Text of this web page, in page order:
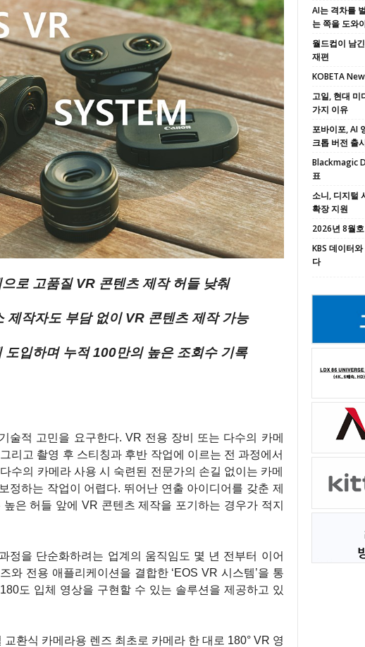
로 고품질 VR 콘텐츠 제작 허들 낮춰
제작자도 부담 없이 VR 콘텐츠 제작 가능
도입하며 누적 100만의 높은 조회수 기록
술적 고민을 요구한다. VR 전용 장비 또는 다수의 카메
리고 촬영 후 스티칭과 후반 작업에 이르는 전 과정에서
수의 카메라 사용 시 숙련된 전문가의 손길 없이는 카메
정하는 작업이 어렵다. 뛰어난 연출 아이디어를 갖춘 제
은 허들 앞에 VR 콘텐츠 제작을 포기하는 경우가 적지
정을 단순화하려는 업계의 움직임도 몇 년 전부터 이어
와 전용 애플리케이션을 결합한 ‘EOS VR 시스템’을 통
도 입체 영상을 구현할 수 있는 솔루션을 제공하고 있
환식 카메라용 렌즈 최초로 카메라 한 대로 180° VR 영
AI는 격차를
는 쪽을 도와
월드컵이 남
재편
KOBETA
고일, 현대 미
가지 이유
포바이포, AI
크톱 버전 출
Blackmagic
표
소니, 디지털
확장 지원
2026년 8월
KBS 데이터
다